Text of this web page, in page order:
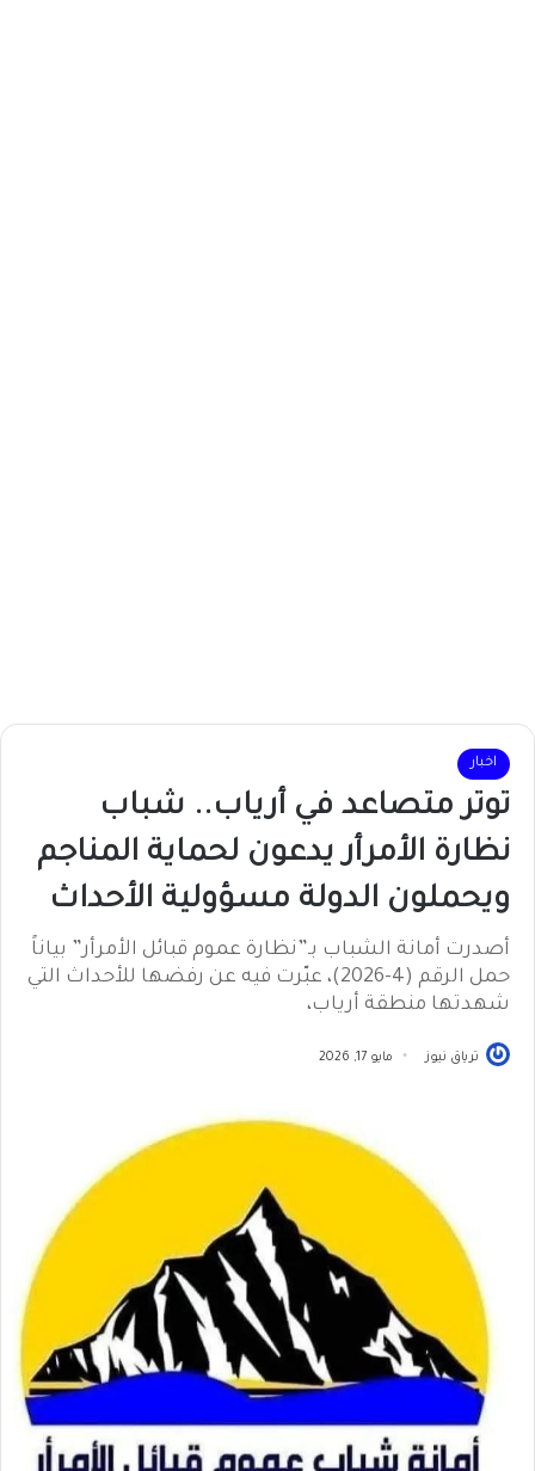
اخبار
توتر متصاعد في أرياب.. شباب
نظارة الأمرأر يدعون لحماية المناجم
ويحملون الدولة مسؤولية الأحداث
أصدرت أمانة الشباب بـ”نظارة عموم قبائل الأمرأر” بياناً
حمل الرقم (4-2026)، عبّرت فيه عن رفضها للأحداث التي
شهدتها منطقة أرياب،
ترياق نيوز مايو 17, 2026